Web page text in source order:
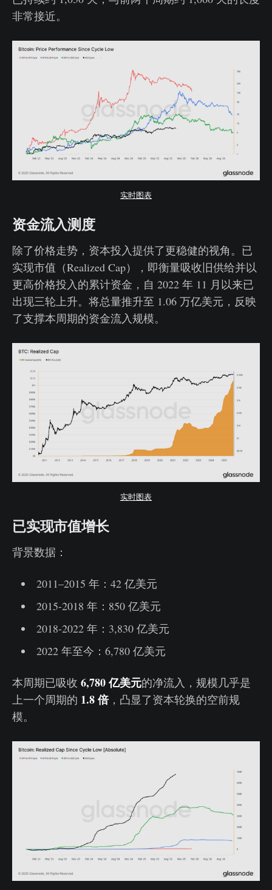
非常接近。
实时图表
资金流入测度
除了价格走势，资本投入提供了更稳健的视角。已
实现市值（Realized Cap），即衡量吸收旧供给并以
更高价格投入的累计资金，自 2022 年 11 月以来已
出现三轮上升。将总量推升至 1.06 万亿美元，反映
了支撑本周期的资金流入规模。
实时图表
已实现市值增长
背景数据：
2011–2015 年：42 亿美元
2015-2018 年：850 亿美元
2018-2022 年：3,830 亿美元
2022 年至今：6,780 亿美元
本周期已吸收 6,780 亿美元的净流入，规模几乎是
上一个周期的 1.8 倍，凸显了资本轮换的空前规
模。